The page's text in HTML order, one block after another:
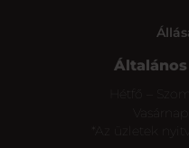
*Az üzletek